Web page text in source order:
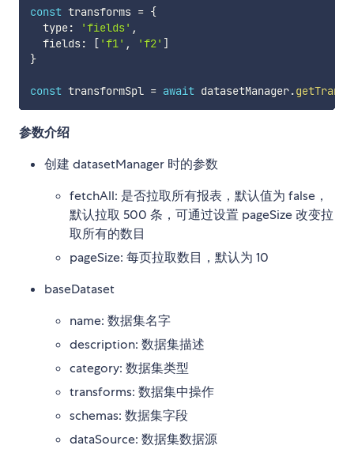
const transforms = {
  type
: 'fields' ,
  fields
: [ 'f1' , 'f2' ]
}
const transformSpl = await datasetManager.
参数介绍
创建 datasetManager 时的参数
fetchAll: 是否拉取所有报表，默认值为 false，
默认拉取 500 条，可通过设置 pageSize 改变拉
取所有的数目
pageSize: 每页拉取数目，默认为 10
baseDataset
name: 数据集名字
description: 数据集描述
category: 数据集类型
transforms: 数据集中操作
schemas: 数据集字段
dataSource: 数据集数据源